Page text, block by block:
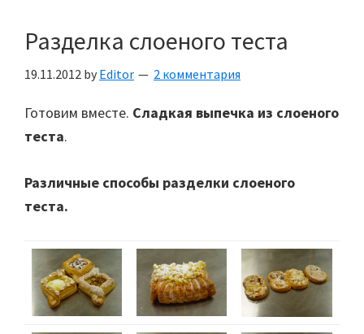
Разделка слоеного теста
19.11.2012 by Editor 2 комментария
Готовим вместе. Сладкая выпечка из слоеного
теста.
Различные способы разделки слоеного
теста.